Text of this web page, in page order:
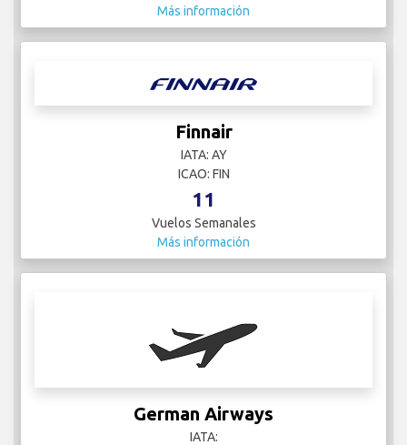
Más información
Finnair
IATA: AY
ICAO: FIN
11
Vuelos Semanales
Más información
German Airways
IATA: